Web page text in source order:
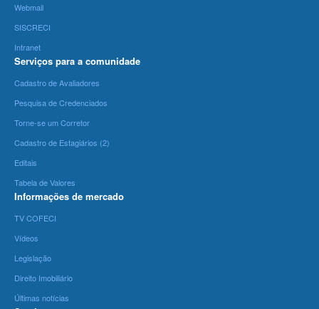
Webmail
SISCRECI
Intranet
Serviços para a comunidade
Cadastro de Avaliadores
Pesquisa de Credenciados
Torne-se um Corretor
Cadastro de Estagiários (2)
Editais
Tabela de Valores
Informações de mercado
TV COFECI
Vídeos
Legislação
Direito Imobiliário
Últimas notícias